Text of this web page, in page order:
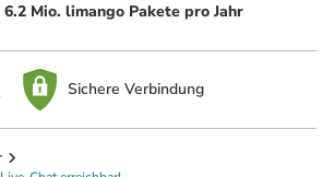
6.2 Mio. limango Pakete pro Jahr
Sichere Verbindung